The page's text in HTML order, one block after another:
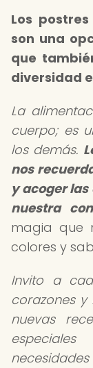
Los
son una
que
diversidad
La
cuerpo; es
los demás.
nos
y acoger
nuestra
magia que
colores y
Invito a
corazones
nuevas